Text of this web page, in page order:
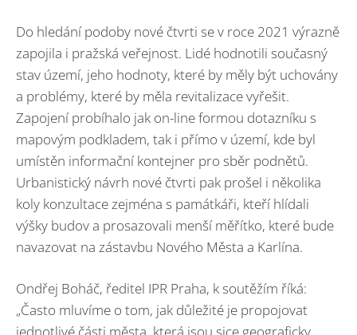
Do hledání podoby nové čtvrti se v roce 2021 výrazně
zapojila i pražská veřejnost. Lidé hodnotili současný
stav území, jeho hodnoty, které by měly být uchovány
a problémy, které by měla revitalizace vyřešit.
Zapojení probíhalo jak on-line formou dotazníku s
mapovým podkladem, tak i přímo v území, kde byl
umístěn informační kontejner pro sběr podnětů.
Urbanistický návrh nové čtvrti pak prošel i několika
koly konzultace zejména s památkáři, kteří hlídali
výšky budov a prosazovali menší měřítko, které bude
navazovat na zástavbu Nového Města a Karlína.
Ondřej Boháč, ředitel IPR Praha, k soutěžím říká:
„Často mluvíme o tom, jak důležité je propojovat